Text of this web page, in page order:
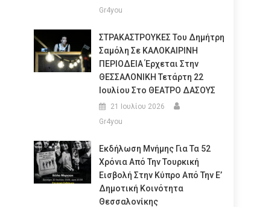
Gr4you
ΣΤΡΑΚΑΣΤΡΟΥΚΕΣ Του Δημήτρη
Σαμόλη Σε ΚΑΛΟΚΑΙΡΙΝΗ
ΠΕΡΙΟΔΕΙΑ Έρχεται Στην
ΘΕΣΣΑΛΟΝΙΚΗ Τετάρτη 22
Ιουλίου Στο ΘΕΑΤΡΟ ΔΑΣΟΥΣ
21 Ιουλίου 2026
Gr4you
Εκδήλωση Μνήμης Για Τα 52
Χρόνια Από Την Τουρκική
Εισβολή Στην Κύπρο Από Την Ε’
Δημοτική Κοινότητα
Θεσσαλονίκης